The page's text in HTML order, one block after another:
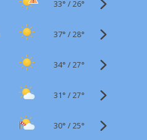
33° /26°
37° /28°
34° /27°
31° /27°
30° /25°